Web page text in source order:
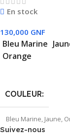
En stock
130,000 GNF
Bleu Marine
Orange
COULEUR
Bleu Marine, Jaune,
Suivez-nous